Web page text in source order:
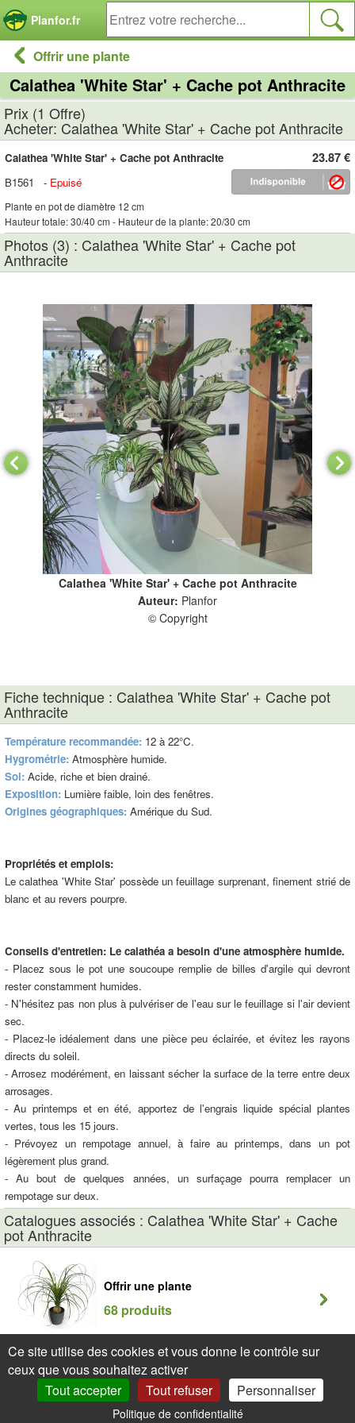
Planfor.fr
Offrir une plante
Calathea 'White Star' + Cache pot Anthracite
Prix (1 Offre)
Acheter: Calathea 'White Star' + Cache pot Anthracite
23.87 €
Calathea 'White Star' + Cache pot Anthracite
B1561
- Epuisé
Plante en pot de diamètre 12 cm
Hauteur totale: 30/40 cm - Hauteur de la plante: 20/30 cm
Photos (3) : Calathea 'White Star' + Cache pot
Anthracite
Calathea 'White Star' + Cache pot Anthracite
Auteur: Planfor
© Copyright
Fiche technique : Calathea 'White Star' + Cache pot
Anthracite
Température recommandée: 12 à 22°C.
Hygrométrie: Atmosphère humide.
Sol: Acide, riche et bien drainé.
Exposition: Lumière faible, loin des fenêtres.
Origines géographiques: Amérique du Sud.
Propriétés et emplois:
Le calathea 'White Star' possède un feuillage surprenant, finement strié de
blanc et au revers pourpre.
Conseils d'entretien: Le calathéa a besoin d'une atmosphère humide.
- Placez sous le pot une soucoupe remplie de billes d'argile qui devront
rester constamment humides.
- N'hésitez pas non plus à pulvériser de l'eau sur le feuillage si l'air devient
sec.
- Placez-le idéalement dans une pièce peu éclairée, et évitez les rayons
directs du soleil.
- Arrosez modérément, en laissant sécher la surface de la terre entre deux
arrosages.
- Au printemps et en été, apportez de l'engrais liquide spécial plantes
vertes, tous les 15 jours.
- Prévoyez un rempotage annuel, à faire au printemps, dans un pot
légèrement plus grand.
- Au bout de quelques années, un surfaçage pourra remplacer un
rempotage sur deux.
Catalogues associés : Calathea 'White Star' + Cache
pot Anthracite
Offrir une plante
68 produits
Promos
Panneau de gestion des cookies
Ce site utilise des cookies et vous donne le contrôle sur
ceux que vous souhaitez activer
Tout accepter
Tout refuser Personnaliser
Politique de confidentialité